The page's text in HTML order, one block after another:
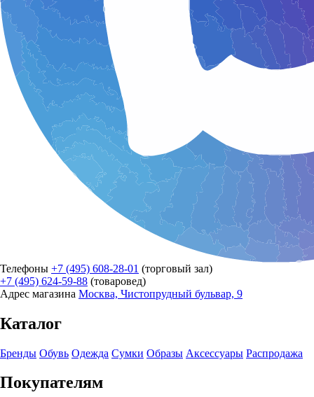
Телефоны +7 (495) 608-28-01 (торговый зал)
+7 (495) 624-59-88 (товаровед)
Адрес магазина Москва, Чистопрудный бульвар, 9
Каталог
Бренды Обувь Одежда Сумки Образы Аксессуары Распродажа
Покупателям